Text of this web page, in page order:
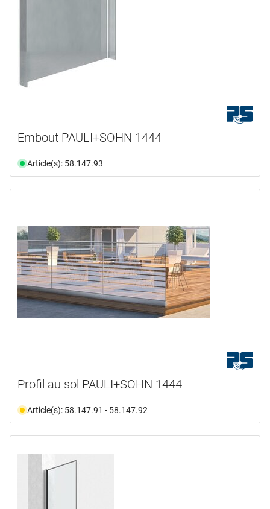
Embout PAULI+SOHN 1444
Article(s): 58.147.93
Profil au sol PAULI+SOHN 1444
Article(s): 58.147.91 - 58.147.92